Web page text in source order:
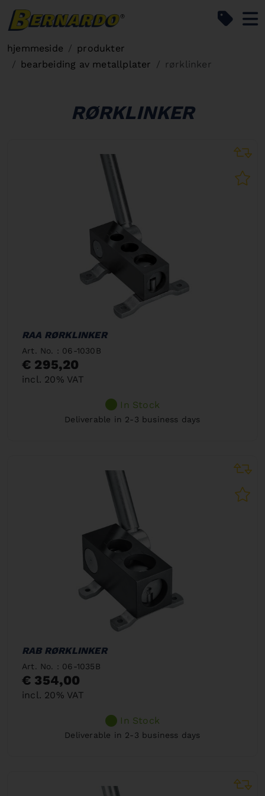
hjemmeside
produkter
bearbeiding av metallplater
rørklinker
RØRKLINKER
RAA RØRKLINKER
Art. No. : 06-1030B
€ 295,20
incl. 20% VAT
In Stock
Deliverable in 2-3 business days
RAB RØRKLINKER
Art. No. : 06-1035B
€ 354,00
incl. 20% VAT
In Stock
Deliverable in 2-3 business days